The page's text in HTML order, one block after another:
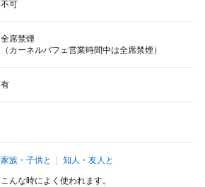
不可
全席禁煙
（カーネルバフェ営業時間中は全席禁煙）
有
家族・子供と 知人・友人と
こんな時によく使われます。